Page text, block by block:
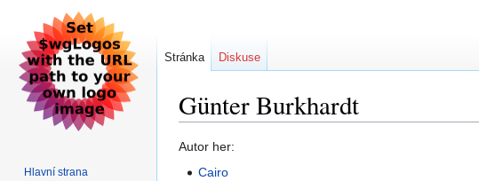
Günter Burkhardt
Skočit
Skočit
Autor her:
Cairo
Stránka Diskuse
Hlavní strana